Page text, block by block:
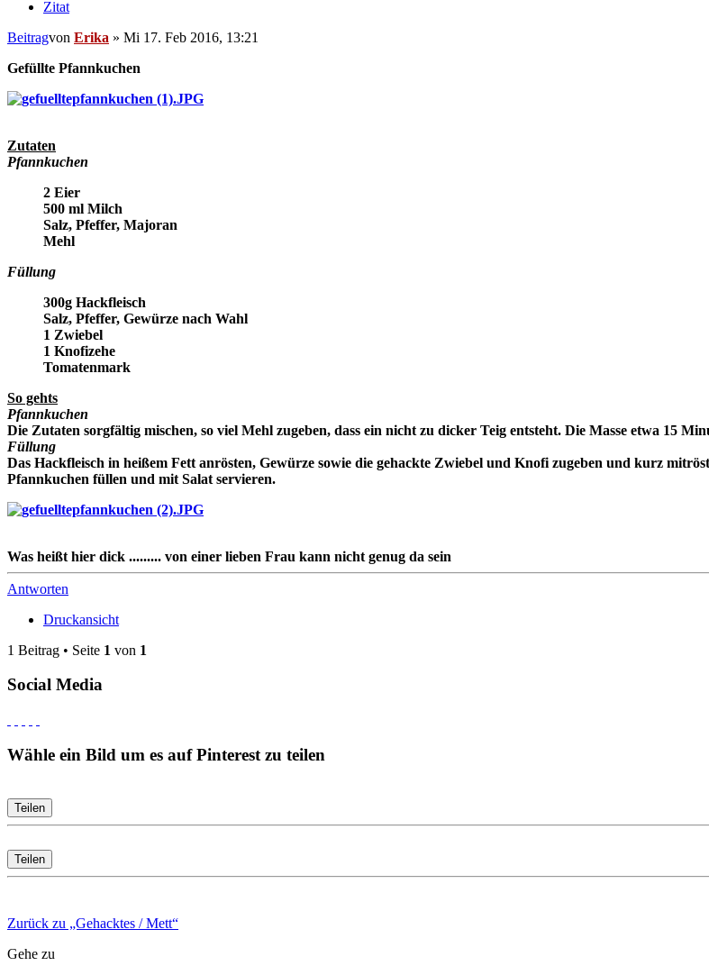
Zitat
Beitragvon Erika » Mi 17. Feb 2016, 13:21
Gefüllte Pfannkuchen
Zutaten
Pfannkuchen
2 Eier
500 ml Milch
Salz, Pfeffer, Majoran
Mehl
Füllung
300g Hackfleisch
Salz, Pfeffer, Gewürze nach Wahl
1 Zwiebel
1 Knofizehe
Tomatenmark
So gehts
Pfannkuchen
Die Zutaten sorgfältig mischen, so viel Mehl zugeben, dass ein nicht zu dicker Teig entsteht. Die Masse etwa 15
Füllung
Das Hackfleisch in heißem Fett anrösten, Gewürze sowie die gehackte Zwiebel und Knofi zugeben und kurz
Pfannkuchen füllen und mit Salat servieren.
Was heißt hier dick ......... von einer lieben Frau kann nicht genug da sein
Antworten
Druckansicht
1 Beitrag • Seite 1 von 1
Social Media
Wähle ein Bild um es auf Pinterest zu teilen
Teilen
Teilen
Zurück zu „Gehacktes / Mett“
Gehe zu